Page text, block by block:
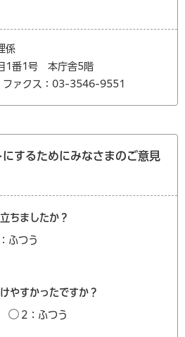
係
1番1号 本庁舎5階
ファクス：03-3546-9551
するためにみなさまのご意見
ちましたか？
ふつう
やすかったですか？
2：ふつう